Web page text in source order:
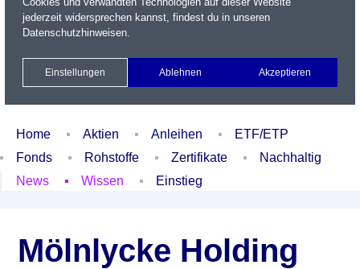
Name / WKN / ISIN / Kürzel
Xetra Realtime
Watchlist Portfolio Login
Home Aktien Anleihen
ETF/ETP
Fonds
Rohstoffe Zertifikate
Nachhaltig
News
Wissen Einstieg
Mölnlycke Holding
jederzeit widersprechen kannst, findest du in unseren
Datenschutzhinweisen.
Einstellungen Ablehnen Akzeptieren